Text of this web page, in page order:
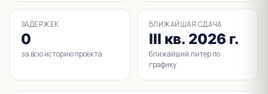
ЗАДЕРЖЕК
0
за всю историю проекта
БЛИЖАЙШАЯ СДАЧА
III кв. 2026 г.
ближайший литер по
графику